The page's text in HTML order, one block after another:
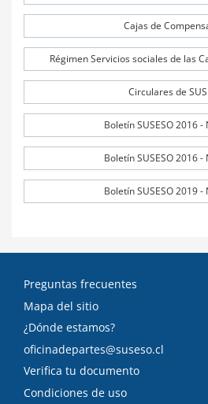
Cajas de
Régimen Servicios sociales de las
Circulares de
Boletín SUSESO 2016
Boletín SUSESO 2016
Boletín SUSESO 2019 -
Preguntas frecuentes
Mapa del sitio
¿Dónde estamos?
oficinadepartes@suseso.cl
Verifica tu documento
Condiciones de uso